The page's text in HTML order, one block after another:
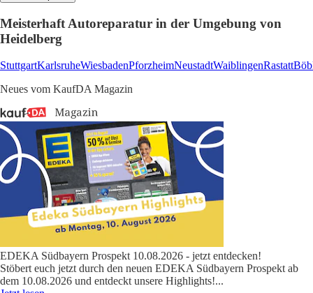
Meisterhaft Autoreparatur in der Umgebung von
Heidelberg
StuttgartKarlsruheWiesbadenPforzheimNeustadtWaiblingenRastatt
Neues vom KaufDA Magazin
EDEKA Südbayern Prospekt 10.08.2026 - jetzt entdecken!
Stöbert euch jetzt durch den neuen EDEKA Südbayern Prospekt ab
dem 10.08.2026 und entdeckt unsere Highlights!...